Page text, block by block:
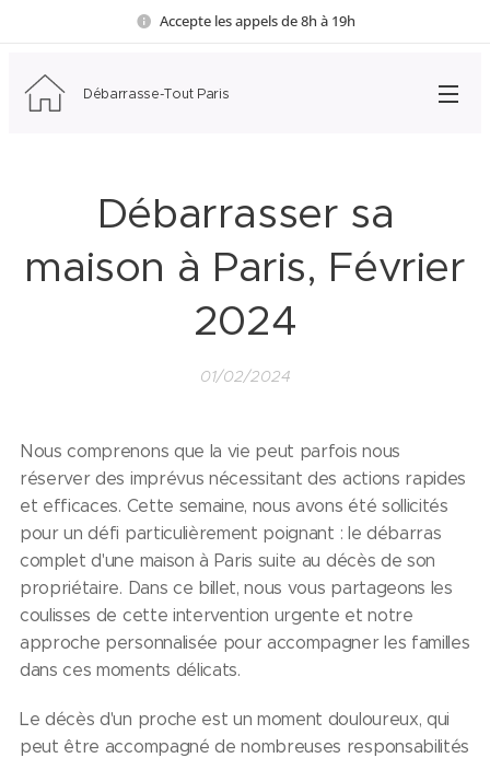
Accepte les appels de 8h à 19h
Débarrasse-Tout Paris
Débarrasser sa
maison à Paris, Février
2024
01/02/2024
Nous comprenons que la vie peut parfois nous
réserver des imprévus nécessitant des actions rapides
et efficaces. Cette semaine, nous avons été sollicités
pour un défi particulièrement poignant : le débarras
complet d'une maison à Paris suite au décès de son
propriétaire. Dans ce billet, nous vous partageons les
coulisses de cette intervention urgente et notre
approche personnalisée pour accompagner les familles
dans ces moments délicats.
Le décès d'un proche est un moment douloureux, qui
peut être accompagné de nombreuses responsabilités